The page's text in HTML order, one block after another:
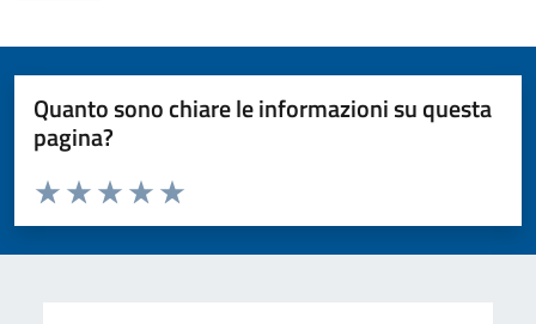
Quanto sono chiare le informazioni su questa
pagina?
Valuta da 1 a 5 stelle la pagina
Valuta 5 stelle su 5
Valuta 4 stelle su 5
Valuta 3 stelle su 5
Valuta 2 stelle su 5
Valuta 1 stelle su 5